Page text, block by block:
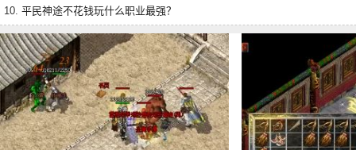
10. 平民神途不花钱玩什么职业最强？